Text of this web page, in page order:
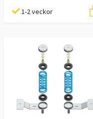
1-2 veckor